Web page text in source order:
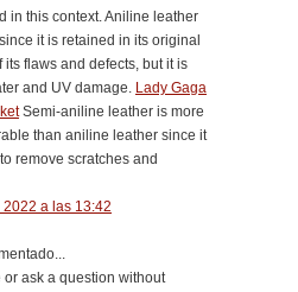
in this context. Aniline leather
it is retained in its original
its flaws and defects, but it is
and UV damage. Lady Gaga
Semi-aniline leather is more
than aniline leather since it
remove scratches and
a las 13:42
or ask a question without